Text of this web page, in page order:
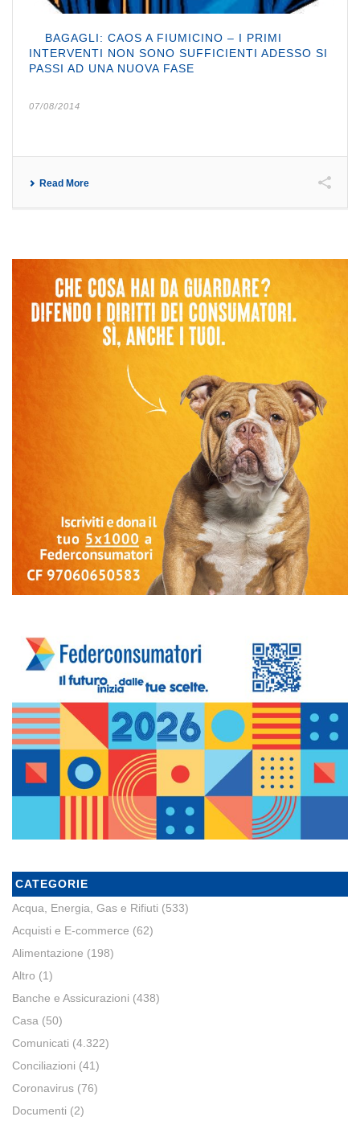
BAGAGLI: CAOS A FIUMICINO – I PRIMI
INTERVENTI NON SONO SUFFICIENTI ADESSO SI
PASSI AD UNA NUOVA FASE
07/08/2014
Read More
CATEGORIE
Acqua, Energia, Gas e Rifiuti (533)
Acquisti e E-commerce (62)
Alimentazione (198)
Altro (1)
Banche e Assicurazioni (438)
Casa (50)
Comunicati (4.322)
Conciliazioni (41)
Coronavirus (76)
Documenti (2)